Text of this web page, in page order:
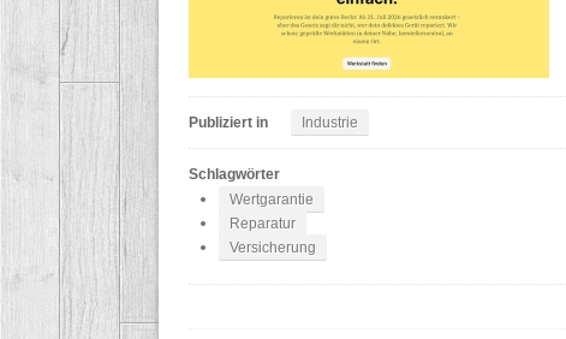
Publiziert in Industrie
Schlagwörter
Wertgarantie
Reparatur
Versicherung